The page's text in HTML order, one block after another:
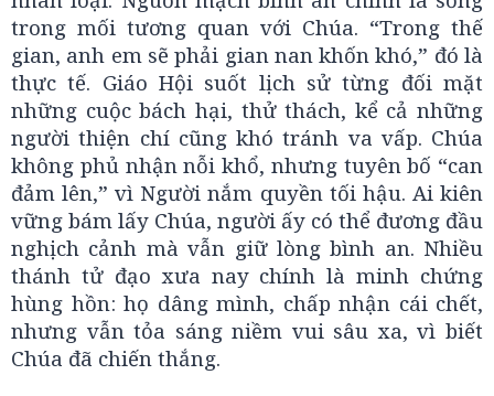
trong mối tương quan với Chúa. “Trong thế
gian, anh em sẽ phải gian nan khốn khó,” đó là
thực tế. Giáo Hội suốt lịch sử từng đối mặt
những cuộc bách hại, thử thách, kể cả những
người thiện chí cũng khó tránh va vấp. Chúa
không phủ nhận nỗi khổ, nhưng tuyên bố “can
đảm lên,” vì Người nắm quyền tối hậu. Ai kiên
vững bám lấy Chúa, người ấy có thể đương đầu
nghịch cảnh mà vẫn giữ lòng bình an. Nhiều
thánh tử đạo xưa nay chính là minh chứng
hùng hồn: họ dâng mình, chấp nhận cái chết,
nhưng vẫn tỏa sáng niềm vui sâu xa, vì biết
Chúa đã chiến thắng.